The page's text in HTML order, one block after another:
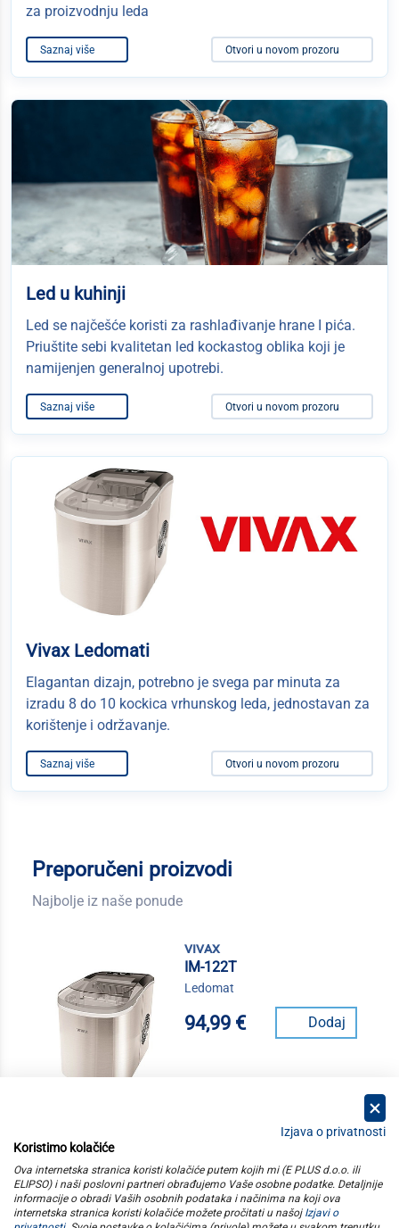
za proizvodnju leda
Saznaj više Otvori u novom prozoru
Led u kuhinji
Led se najčešće koristi za rashlađivanje hrane I pića.
Priuštite sebi kvalitetan led kockastog oblika koji je
namijenjen generalnoj upotrebi.
Saznaj više Otvori u novom prozoru
Vivax Ledomati
Elagantan dizajn, potrebno je svega par minuta za
izradu 8 do 10 kockica vrhunskog leda, jednostavan za
korištenje i održavanje.
Saznaj više Otvori u novom prozoru
Preporučeni proizvodi
Najbolje iz naše ponude
vivax
IM-122T
Ledomat
94,99 € Dodaj
kategorije
elipso
Izjava o privatnosti
Koristimo kolačiće
Ova internetska stranica koristi kolačiće putem kojih mi (E PLUS d.o.o. ili
ELIPSO) i naši poslovni partneri obrađujemo Vaše osobne podatke. Detaljnije
informacije o obradi Vaših osobnih podataka i načinima na koji ova
internetska stranica koristi kolačiće možete pročitati u našoj Izjavi o